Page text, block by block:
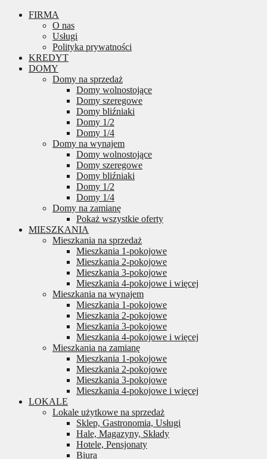
FIRMA
O nas
Usługi
Polityka prywatności
KREDYT
DOMY
Domy na sprzedaż
Domy wolnostojące
Domy szeregowe
Domy bliźniaki
Domy 1/2
Domy 1/4
Domy na wynajem
Domy wolnostojące
Domy szeregowe
Domy bliźniaki
Domy 1/2
Domy 1/4
Domy na zamianę
Pokaż wszystkie oferty
MIESZKANIA
Mieszkania na sprzedaż
Mieszkania 1-pokojowe
Mieszkania 2-pokojowe
Mieszkania 3-pokojowe
Mieszkania 4-pokojowe i więcej
Mieszkania na wynajem
Mieszkania 1-pokojowe
Mieszkania 2-pokojowe
Mieszkania 3-pokojowe
Mieszkania 4-pokojowe i więcej
Mieszkania na zamianę
Mieszkania 1-pokojowe
Mieszkania 2-pokojowe
Mieszkania 3-pokojowe
Mieszkania 4-pokojowe i więcej
LOKALE
Lokale użytkowe na sprzedaż
Sklep, Gastronomia, Usługi
Hale, Magazyny, Składy
Hotele, Pensjonaty
Biura